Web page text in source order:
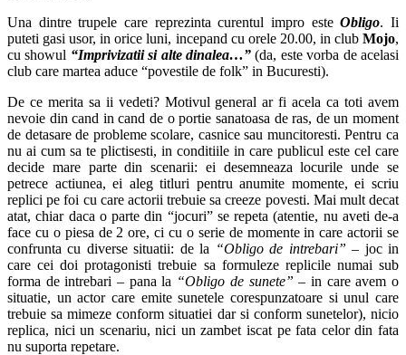
Una dintre trupele care reprezinta curentul impro esteObligo. Ii
puteti gasi usor, in orice luni, incepand cu orele 20.00, in club Mojo,
cu showul “Imprivizatii si alte dinalea…”(da, este vorba de acelasi
club care martea aduce “povestile de folk” in Bucuresti).
De ce merita sa ii vedeti? Motivul general ar fi acela ca toti avem
nevoie din cand in cand de o portie sanatoasa de ras, de un moment
de detasare de probleme scolare, casnice sau muncitoresti. Pentru ca
nu ai cum sa te plictisesti, in conditiile in care publicul este cel care
decide mare parte din scenarii: ei desemneaza locurile unde se
petrece actiunea, ei aleg titluri pentru anumite momente, ei scriu
replici pe foi cu care actorii trebuie sa creeze povesti. Mai mult decat
atat, chiar daca o parte din “jocuri” se repeta (atentie, nu aveti de-a
face cu o piesa de 2 ore, ci cu o serie de momente in care actorii se
confrunta cu diverse situatii: de la “Obligo de intrebari” – joc in
care cei doi protagonisti trebuie sa formuleze replicile numai sub
forma de intrebari – pana la “Obligo de sunete” – in care avem o
situatie, un actor care emite sunetele corespunzatoare si unul care
trebuie sa mimeze conform situatiei dar si conform sunetelor), nicio
replica, nici un scenariu, nici un zambet iscat pe fata celor din fata
nu suporta repetare.